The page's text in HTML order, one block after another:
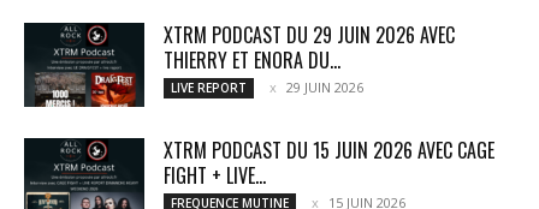
XTRM PODCAST DU 29 JUIN 2026 AVEC
THIERRY ET ENORA DU...
LIVE REPORT 29 JUIN 2026
XTRM PODCAST DU 15 JUIN 2026 AVEC CAGE
FIGHT + LIVE...
FREQUENCE MUTINE 15 JUIN 2026